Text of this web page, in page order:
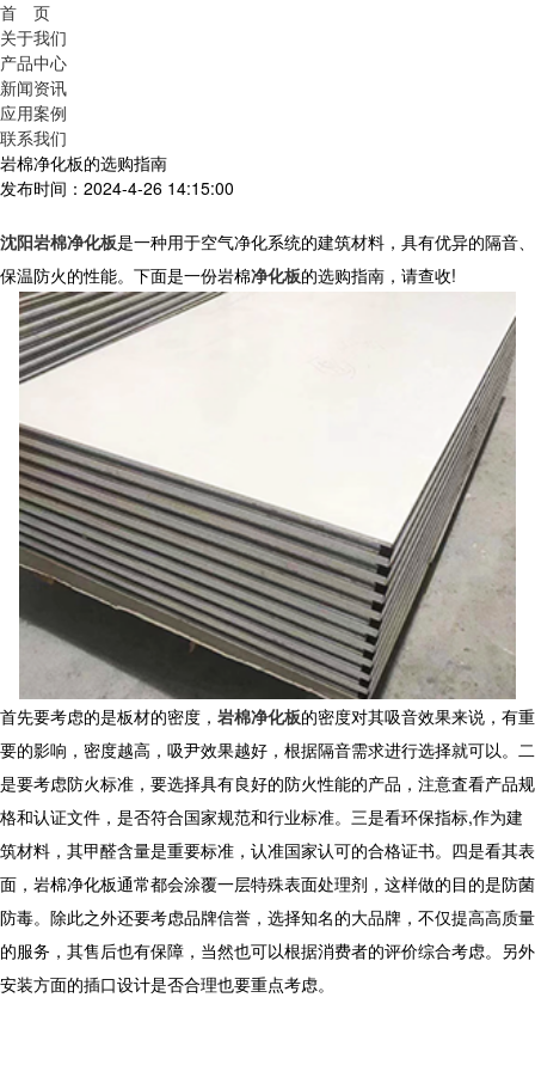
首 页
关于我们
产品中心
新闻资讯
应用案例
联系我们
岩棉净化板的选购指南
发布时间：2024-4-26 14:15:00
沈阳岩棉净化板是一种用于空气净化系统的建筑材料，具有优异的隔音、
保温防火的性能。下面是一份岩棉净化板的选购指南，请查收!
首先要考虑的是板材的密度， 岩棉净化板的密度对其吸音效果来说，有重
要的影响，密度越高，吸尹效果越好，根据隔音需求进行选择就可以。二
是要考虑防火标准，要选择具有良好的防火性能的产品，注意査看产品规
格和认证文件，是否符合国家规范和行业标准。三是看环保指标,作为建
筑材料，其甲醛含量是重要标准，认准国家认可的合格证书。四是看其表
面，岩棉净化板通常都会涂覆一层特殊表面处理剂，这样做的目的是防菌
防毒。除此之外还要考虑品牌信誉，选择知名的大品牌，不仅提高高质量
的服务，其售后也有保障，当然也可以根据消费者的评价综合考虑。另外
安装方面的插口设计是否合理也要重点考虑。